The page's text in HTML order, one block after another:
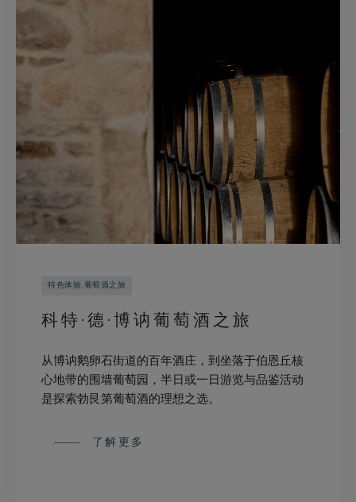
特色体验,葡萄酒之旅
科特·德·博讷葡萄酒之旅
从博讷鹅卵石街道的百年酒庄，到坐落于伯恩丘核
心地带的围墙葡萄园，半日或一日游览与品鉴活动
是探索勃艮第葡萄酒的理想之选。
了解更多